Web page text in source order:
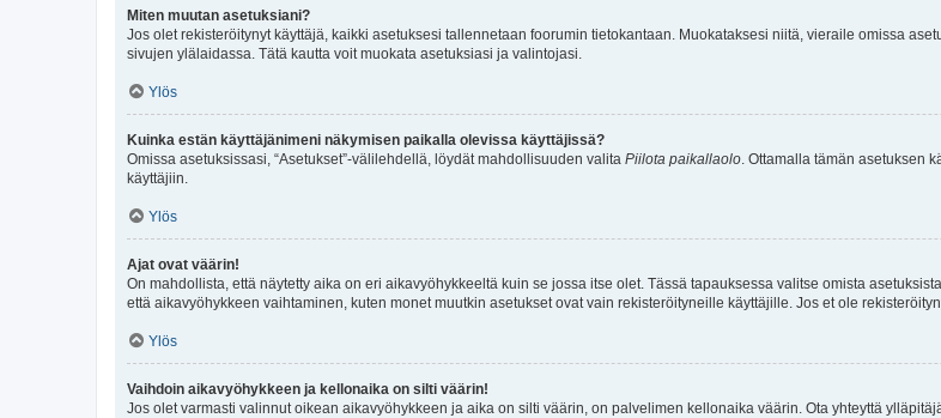
Miten muutan asetuksiani?
Jos olet rekisteröitynyt käyttäjä, kaikki asetuksesi tallennetaan foorumin tietokantaan. Muokataksesi niitä, vieraile omissa
sivujen ylälaidassa. Tätä kautta voit muokata asetuksiasi ja valintojasi.
Ylös
Kuinka estän käyttäjänimeni näkymisen paikalla olevissa käyttäjissä?
Omissa asetuksissasi, “Asetukset”-välilehdellä, löydät mahdollisuuden valita Piilota paikallaolo . Ottamalla tämän asetuksen
käyttäjiin.
Ylös
Ajat ovat väärin!
On mahdollista, että näytetty aika on eri aikavyöhykkeeltä kuin se jossa itse olet. Tässä tapauksessa valitse omista
että aikavyöhykkeen vaihtaminen, kuten monet muutkin asetukset ovat vain rekisteröityneille käyttäjille. Jos et ole
Ylös
Vaihdoin aikavyöhykkeen ja kellonaika on silti väärin!
Jos olet varmasti valinnut oikean aikavyöhykkeen ja aika on silti väärin, on palvelimen kellonaika väärin. Ota yhteyttä